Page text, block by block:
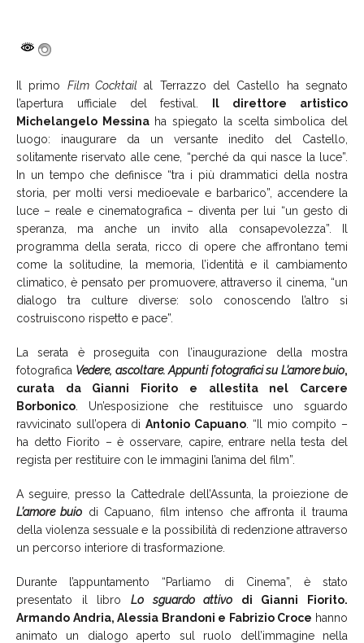
Il primo Film Cocktail al Terrazzo del Castello ha segnato
l’apertura ufficiale del festival.
Il direttore artistico
Michelangelo Messinaha spiegato la scelta simbolica del
luogo: inaugurare da un versante inedito del Castello,
solitamente riservato alle cene, “perché da qui nasce la luce”.
In un tempo che definisce “tra i più drammatici della nostra
storia, per molti versi medioevale e barbarico”, accendere la
luce – reale e cinematografica – diventa per lui “un gesto di
speranza, ma anche un invito alla consapevolezza”. Il
programma della serata, ricco di opere che affrontano temi
come la solitudine, la memoria, l’identità e il cambiamento
climatico, è pensato per promuovere, attraverso il cinema, “un
dialogo tra culture diverse: solo conoscendo l’altro si
costruiscono rispetto e pace”.
La serata è proseguita con l’inaugurazione della mostra
fotografica Vedere, ascoltare. Appunti fotografici su L’amore buio,
curata da Gianni Fiorito e allestita nel Carcere
Borbonico . Un’esposizione che restituisce uno sguardo
ravvicinato sull’opera di Antonio Capuano. “Il mio compito –
ha detto Fiorito – è osservare, capire, entrare nella testa del
regista per restituire con le immagini l’anima del film”.
A seguire, presso la Cattedrale dell’Assunta, la proiezione de
L’amore buio di Capuano, film intenso che affronta il trauma
della violenza sessuale e la possibilità di redenzione attraverso
un percorso interiore di trasformazione.
Durante l’appuntamento “Parliamo di Cinema”, è stato
presentato il libro Lo sguardo attivo di Gianni Fiorito.
Armando Andria, Alessia Brandoni e Fabrizio Croce hanno
animato un dialogo aperto sul ruolo dell’immagine nella